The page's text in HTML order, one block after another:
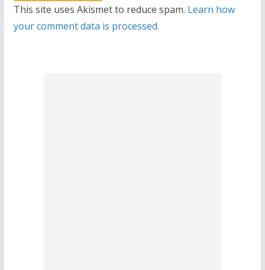
This site uses Akismet to reduce spam. Learn how
your comment data is processed.